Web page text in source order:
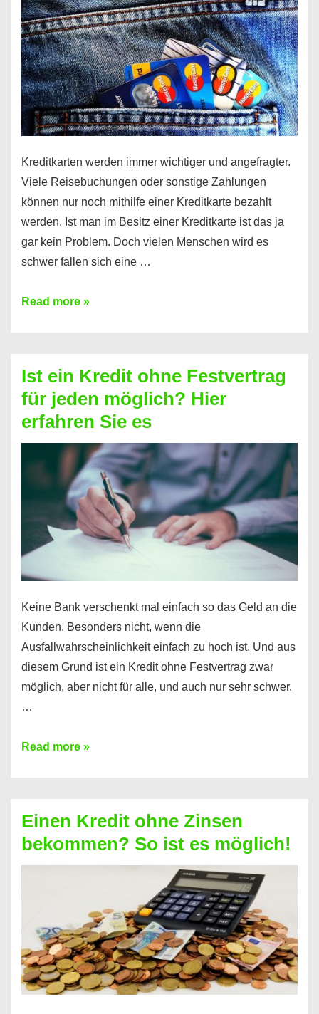
Kreditkarten werden immer wichtiger und angefragter.
Viele Reisebuchungen oder sonstige Zahlungen
können nur noch mithilfe einer Kreditkarte bezahlt
werden. Ist man im Besitz einer Kreditkarte ist das ja
gar kein Problem. Doch vielen Menschen wird es
schwer fallen sich eine …
Kreditkarte
Prepaid
ist
nicht
nur
für
Handy
möglich!
Read more »
Ist ein Kredit ohne Festvertrag
für jeden möglich? Hier
erfahren Sie es
Keine Bank verschenkt mal einfach so das Geld an die
Kunden. Besonders nicht, wenn die
Ausfallwahrscheinlichkeit einfach zu hoch ist. Und aus
diesem Grund ist ein Kredit ohne Festvertrag zwar
möglich, aber nicht für alle, und auch nur sehr schwer.
…
Ist
Festvertrag
für
jeden
erfahren
Sie
es
Read more »
Einen Kredit ohne Zinsen
bekommen? So ist es möglich!